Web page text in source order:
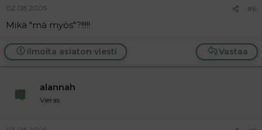
02.08.2005 #6
Mikä "mä myös"?!!!!!
Vastaa
Ilmoita asiaton viesti
alannah
Vieras